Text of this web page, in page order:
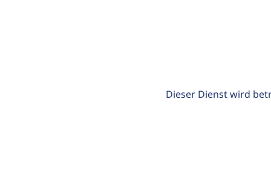
Dieser Dienst wird